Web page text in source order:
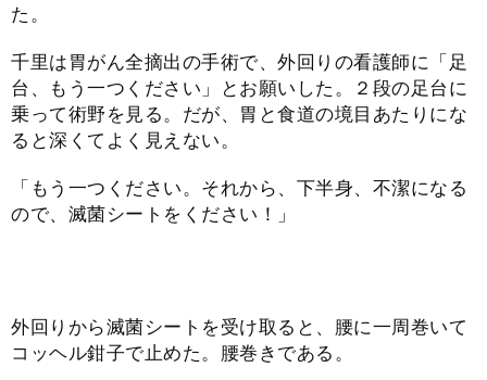
た。
千里は胃がん全摘出の手術で、外回りの看護師に「足
台、もう一つください」とお願いした。２段の足台に
乗って術野を見る。だが、胃と食道の境目あたりにな
ると深くてよく見えない。
「もう一つください。それから、下半身、不潔になる
ので、滅菌シートをください！」
外回りから滅菌シートを受け取ると、腰に一周巻いて
コッヘル鉗子で止めた。腰巻きである。